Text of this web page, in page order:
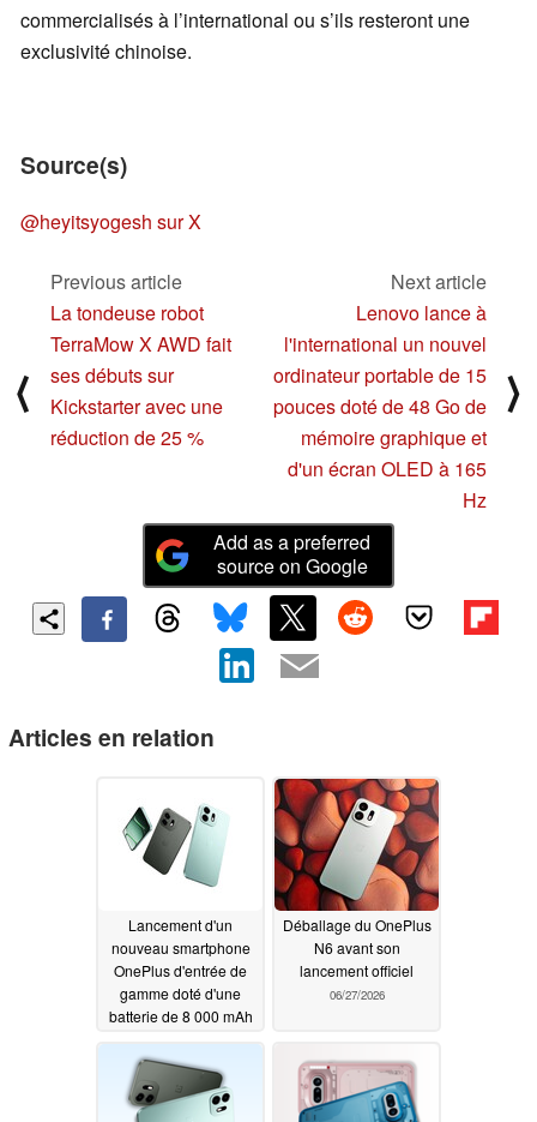
commercialisés à l’international ou s’ils resteront une
exclusivité chinoise.
Source(s)
@heyitsyogesh sur X
⟨
Previous article
La tondeuse robot
TerraMow X AWD fait
ses débuts sur
Kickstarter avec une
réduction de 25 %
Next article
Lenovo lance à
l'international un nouvel
ordinateur portable de 15
pouces doté de 48 Go de
mémoire graphique et
d'un écran OLED à 165
Hz
⟩
Add as a preferred
source on Google
Articles en relation
Lancement d'un
nouveau smartphone
OnePlus d'entrée de
gamme doté d'une
batterie de 8 000 mAh
photo arrière
fonctionnel
06/30/2026
Déballage du OnePlus
N6 avant son
lancement officiel
06/27/2026